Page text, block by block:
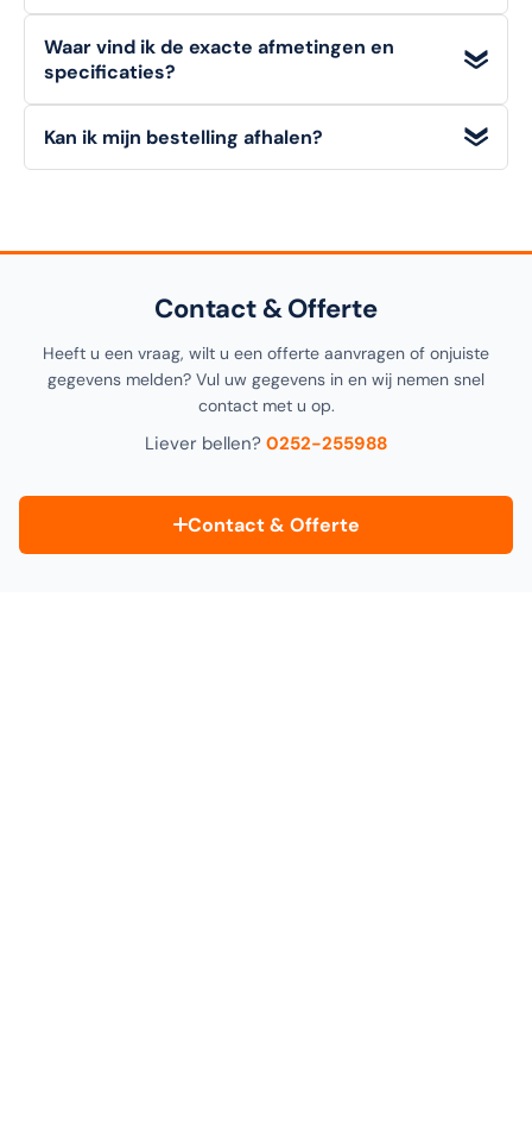
eenvoudig eenofferte op maataan via "Doe een bod".
dagen om een artikel (in originele staat) retour te melden.
Zakelijke klanten (B2B)
onze retourvoorwaarden voor alle details.
Waar vind ik de exacte afmetingen en
specificaties?
dit artikel vindt u in despecificatiesectie
hieronder op
deze pagina, alsook in de productomschrijving bovenaan.
Kan ik mijn bestelling afhalen?
Contact & Offerte
Heeft u een vraag, wilt u een offerte aanvragen of onjuiste
gegevens melden? Vul uw gegevens in en wij nemen snel
contact met u op.
Liever bellen? 0252-255988
Contact & Offerte